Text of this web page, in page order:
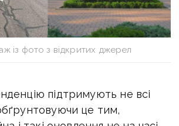
із фото з відкритих джерел
підтримують не всі
це тим,